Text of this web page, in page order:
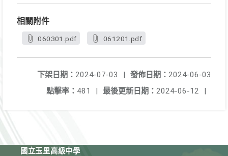
相關附件
060301.pdf 061201.pdf
發佈日期： 2024-06-03
下架日期： 2024-07-03
|
最後更新日期： 2024-06-12 |
點擊率： 481 |
國立玉里高級中學